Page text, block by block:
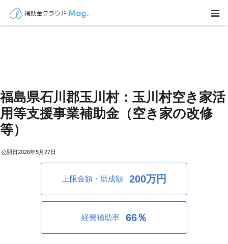
福島県石川郡玉川村：玉川村空き家活
用等支援事業補助金（空き家の改修
等）
2026年5月27日
上限金額・助成額 200万円
経費補助率 66％